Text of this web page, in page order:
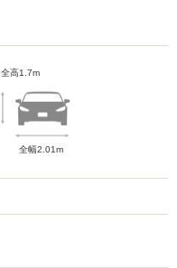
全高1.7m
全幅2.01m